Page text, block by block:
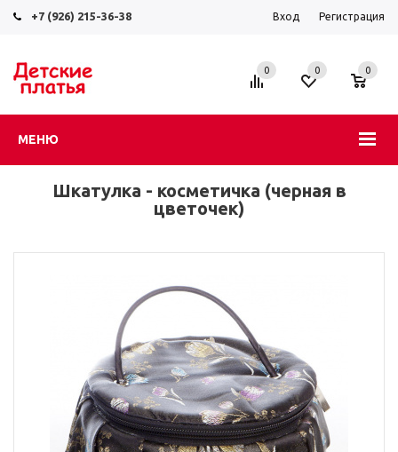
+7 (926) 215-36-38 Вход Регистрация
МЕНЮ
0 0 0
Шкатулка - косметичка (черная в
цветочек)